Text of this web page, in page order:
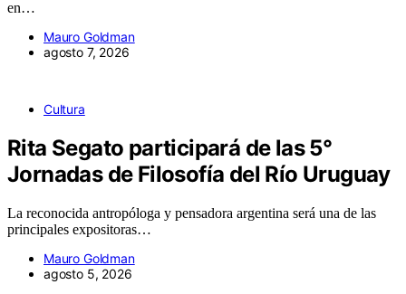
en…
Mauro Goldman
agosto 7, 2026
Cultura
Rita Segato participará de las 5°
Jornadas de Filosofía del Río Uruguay
La reconocida antropóloga y pensadora argentina será una de las
principales expositoras…
Mauro Goldman
agosto 5, 2026